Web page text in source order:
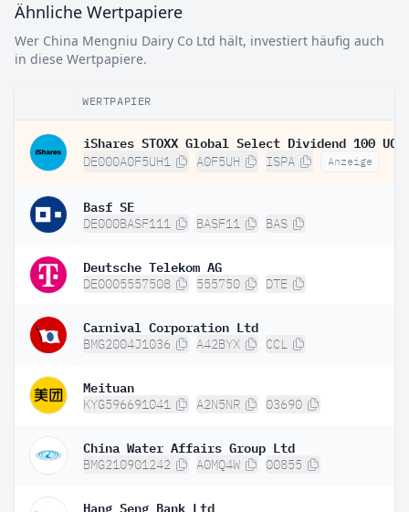
Ähnliche Wertpapiere
Wer China Mengniu Dairy Co Ltd hält, investiert häufig auch
in diese Wertpapiere.
WERTPAPIER
DE000A0F5UH1 A0F5UH ISPA Anzeige
Basf SE
DE000BASF111 BASF11 BAS
Deutsche Telekom AG
DE0005557508 555750 DTE
Carnival Corporation Ltd
BMG2004J1036 A42BYX CCL
Meituan
KYG596691041 A2N5NR 03690
China Water Affairs Group Ltd
BMG210901242 A0MQ4W 00855
Hang Seng Bank Ltd